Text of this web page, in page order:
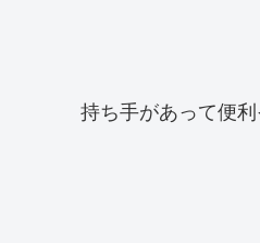
持ち手があって便